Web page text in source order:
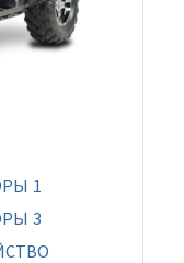
1
3